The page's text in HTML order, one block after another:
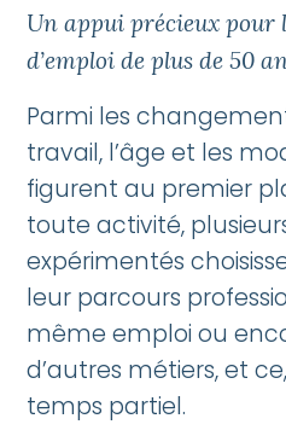
Un appui précieux pour
d’emploi de plus de 50
Parmi les
travail, l’âge et les
figurent au premier
toute activité,
expérimentés
leur parcours
même emploi ou
d’autres métiers, et
temps partiel.